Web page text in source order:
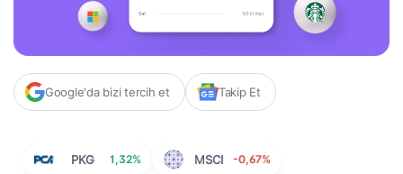
Google'da bizi tercih et Takip Et
PKG 1,32% MSCI -0,67%